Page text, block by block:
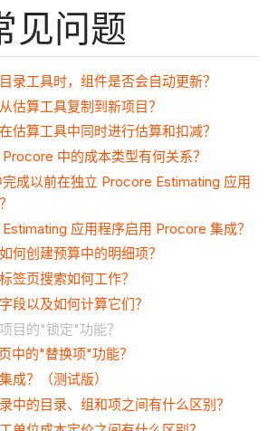
见问题
录工具时，组件是否会自动更新？
估算工具复制到新项目？
估算工具中同时进行估算和扣减？
中的成本类型有何关系？
成以前在独立 Procore Estimating 应用
应用程序启用 Procore 集成？
何创建预算中的明细项？
签页搜索如何工作？
段以及如何计算它们？
目的"锁定"功能？
中的"替换项"功能？
成？（测试版）
中的目录、组和项之间有什么区别？